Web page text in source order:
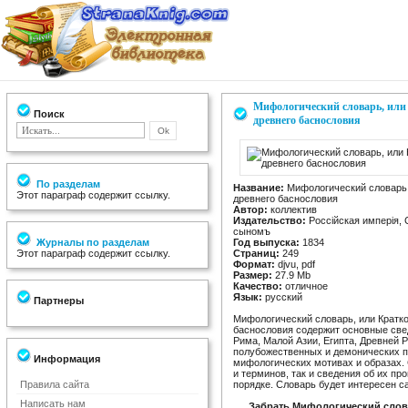
Поиск
По разделам
Этот параграф содержит ссылку.
Журналы по разделам
Этот параграф содержит ссылку.
Партнеры
Информация
Правила сайта
Написать нам
Мифологический словарь, или
древнего баснословия
Название: Мифологический
древнего баснословия
Автор: коллектив
Издательство: Россiйская имперiя,
сыномъ
Год выпуска: 1834
Страниц: 249
Формат: djvu, pdf
Размер: 27.9 Mb
Качество: отличное
Язык: русский
Мифологический словарь, или
баснословия содержит основные
Рима, Малой Азии, Египта, Древней
полубожественных и демонических
мифологических мотивах и
и терминов, так и сведения об их
порядке. Словарь будет интересен